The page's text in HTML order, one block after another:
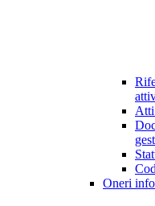
Atti
Oneri